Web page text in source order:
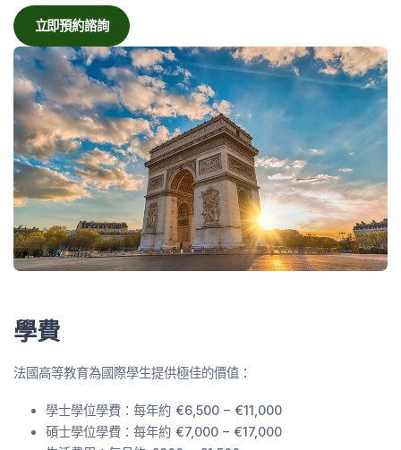
立即預約諮詢
學費
法國高等教育為國際學生提供極佳的價值：
學士學位學費：每年約 €6,500 – €11,000
碩士學位學費：每年約 €7,000 – €17,000